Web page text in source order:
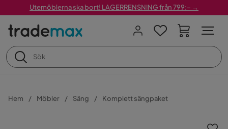
Utemöblerna ska bort! LAGERRENSNING från 799:– →
Hem Möbler Säng Komplett sängpaket